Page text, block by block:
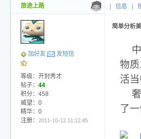
投票帖
交易帖
小字报
旅途上路 信息
加好友 发短信
等级：开封秀才
帖子： 44
积分：458
威望：0
精华：0
注册：
2011-10-12 11:12:45
简单分析
物
活
了